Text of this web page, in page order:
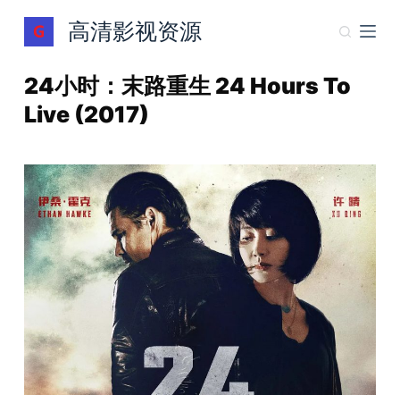
跳
过
容
高清影视资源
24小时：末路重生 24 Hours To
Live (2017)